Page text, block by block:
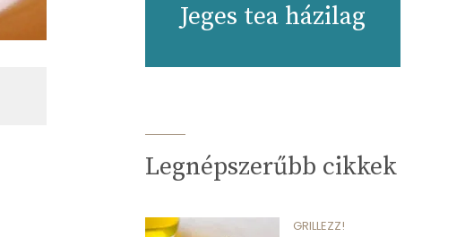
Jeges tea házilag
Legnépszerűbb cikkek
GRILLEZZ!